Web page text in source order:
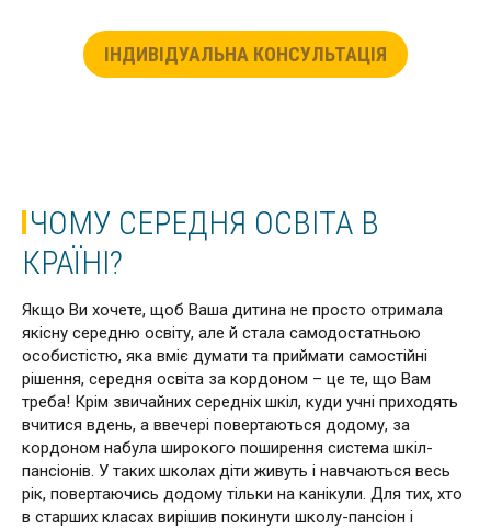
ІНДИВІДУАЛЬНА КОНСУЛЬТАЦІЯ
ЧОМУ СЕРЕДНЯ ОСВІТА В
КРАЇНІ?
Якщо Ви хочете, щоб Ваша дитина не просто отримала
якісну середню освіту, але й стала самодостатньою
особистістю, яка вміє думати та приймати самостійні
рішення, середня освіта за кордоном – це те, що Вам
треба! Крім звичайних середніх шкіл, куди учні приходять
вчитися вдень, а ввечері повертаються додому, за
кордоном набула широкого поширення система шкіл-
пансіонів. У таких школах діти живуть і навчаються весь
рік, повертаючись додому тільки на канікули. Для тих, хто
в старших класах вирішив покинути школу-пансіон і